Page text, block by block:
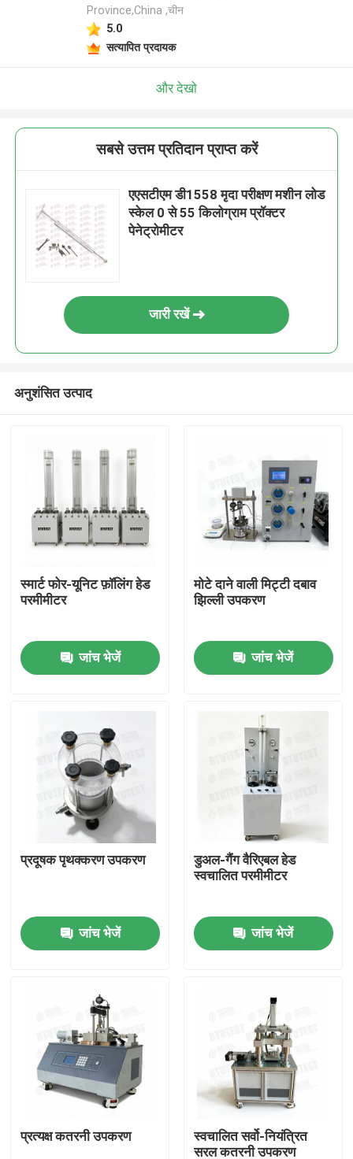
हमारे बारे में
फैक्टरी यात्रा
हमसे संपर्क करें
एक बोली का अनुरोध
यूनिवर्सल टेस्टिंग मशीन
मृदा परीक्षण मशीन
Province,China ,चीन
5.0
सत्यापित प्रदायक
और देखो
सबसे उत्तम प्रतिदान प्राप्त करें
एएसटीएम डी1558 मृदा परीक्षण मशीन लोड
स्केल 0 से 55 किलोग्राम प्रॉक्टर
पेनेट्रोमीटर
जारी रखें
अनुशंसित उत्पाद
स्मार्ट फोर-यूनिट फ़ॉलिंग हेड
परमीमीटर
जांच भेजें
मोटे दाने वाली मिट्टी दबाव
झिल्ली उपकरण
जांच भेजें
प्रदूषक पृथक्करण उपकरण
जांच भेजें
डुअल-गैंग वैरिएबल हेड
स्वचालित परमीमीटर
जांच भेजें
प्रत्यक्ष कतरनी उपकरण
स्वचालित सर्वो-नियंत्रित
सरल कतरनी उपकरण